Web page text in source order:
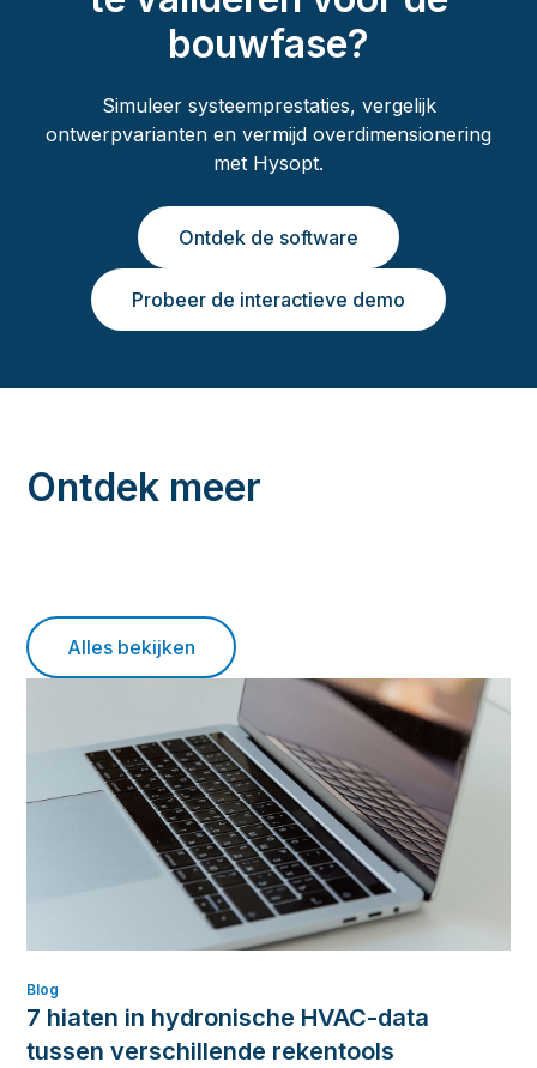
bouwfase?
Simuleer systeemprestaties, vergelijk
ontwerpvarianten en vermijd overdimensionering
met Hysopt.
Ontdek de software
Probeer de interactieve demo
Ontdek meer
Alles bekijken
Blog
7 hiaten in hydronische HVAC-data
tussen verschillende rekentools